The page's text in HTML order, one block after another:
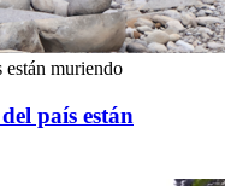
están muriendo
país están